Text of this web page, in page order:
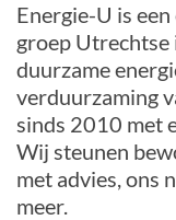
Energie-U is
groep
duurzame
verduurzaming
sinds 2010 met
Wij steunen
met advies, ons
meer.